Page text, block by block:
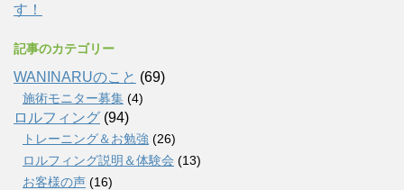
す！
記事のカテゴリー
WANINARUのこと (69)
施術モニター募集 (4)
ロルフィング (94)
トレーニング＆お勉強 (26)
ロルフィング説明＆体験会 (13)
お客様の声 (16)